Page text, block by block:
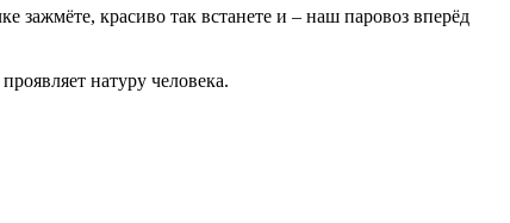
зажмёте, красиво так встанете и – наш паровоз вперёд
натуру человека.